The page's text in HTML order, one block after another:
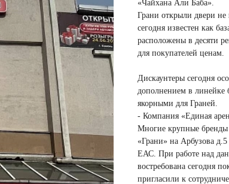
«Чайхана Али Баба».
Грани открыли двери не
сегодня известен как
расположены в десяти
для покупателей ценам.
Дискаунтеры сегодня
дополнением в линейке
якорными для Граней.
- Компания «Единая
Многие крупные
«Грани» на Арбузова
ЕАС. При работе над
востребована сегодня
пригласили к